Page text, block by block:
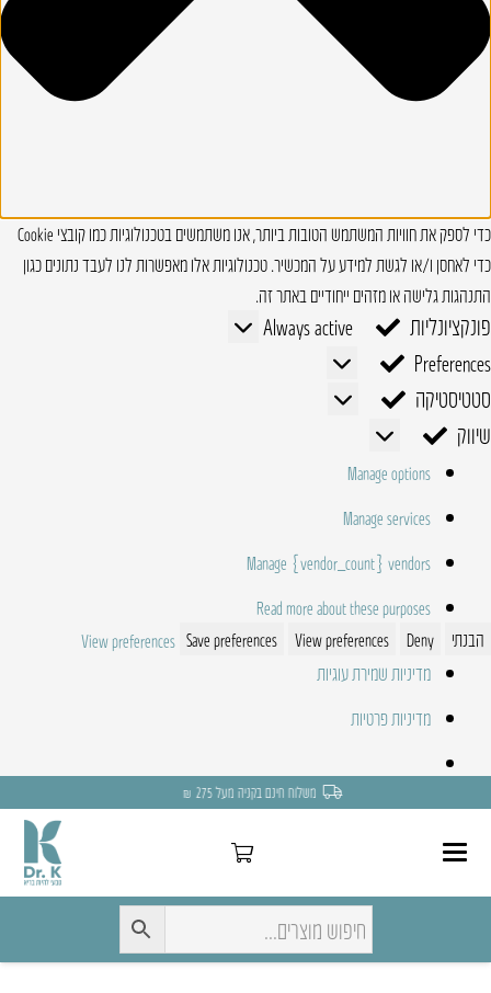
כדי לספק את חוויות המשתמש הטובות ביותר, אנו משתמשים בטכנולוגיות כמו קובצי Cookie
כדי לאחסן ו/או לגשת למידע על המכשיר. טכנולוגיות אלו מאפשרות לנו לעבד נתונים כגון
התנהגות גלישה או מזהים ייחודיים באתר זה.
פונקציונליות פונקציונליות
Always active
Preferences
Preferences
סטטיסטיקה
סטטיסטיקה
שיווק
שיווק
Manage options
Manage services
Manage {vendor_count} vendors
Read more about these purposes
הבנתי
Deny
View preferences
Save preferences
View preferences
מדיניות שמירת עוגיות
מדיניות פרטיות
משלוח חינם בקניה מעל 275 ₪